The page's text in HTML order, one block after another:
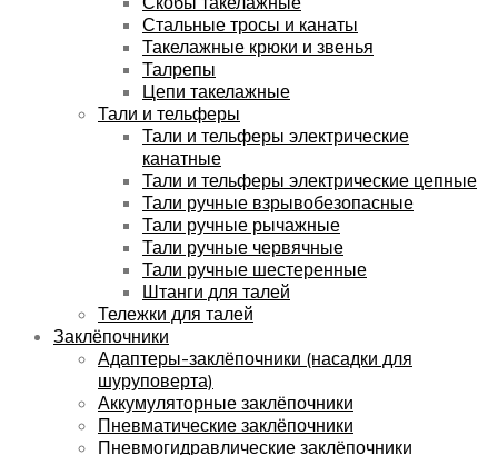
Стальные тросы и канаты
Такелажные крюки и звенья
Талрепы
Цепи такелажные
Тали и тельферы
Тали и тельферы электрические
канатные
Тали и тельферы электрические цепные
Тали ручные взрывобезопасные
Тали ручные рычажные
Тали ручные червячные
Тали ручные шестеренные
Штанги для талей
Тележки для талей
Заклёпочники
Адаптеры-заклёпочники (насадки для
шуруповерта)
Аккумуляторные заклёпочники
Пневматические заклёпочники
Пневмогидравлические заклёпочники